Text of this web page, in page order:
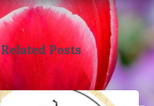
Related Posts